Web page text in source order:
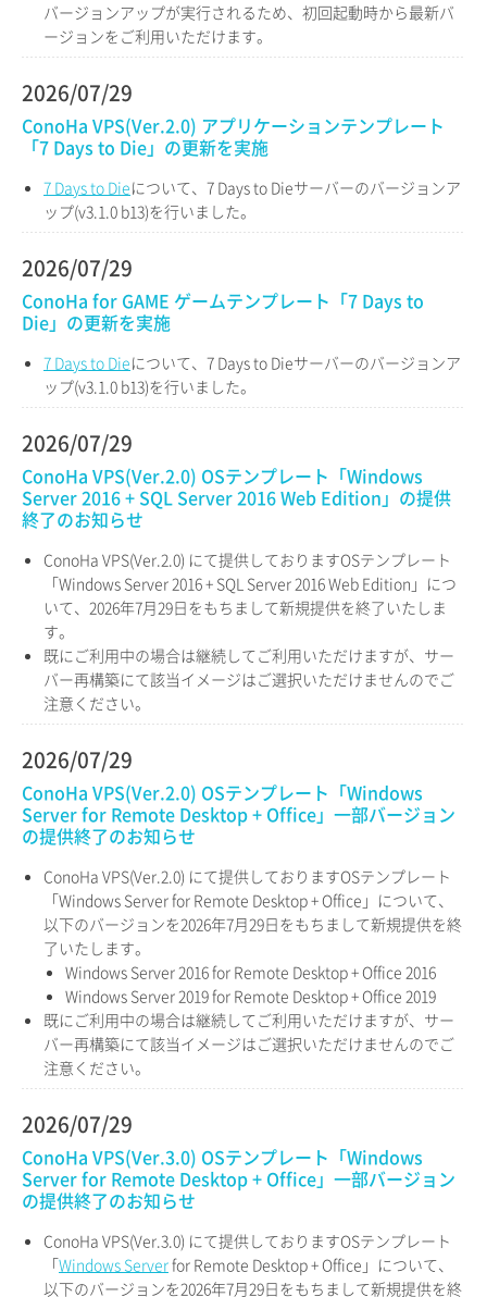
バージョンアップが実行されるため、初回起動時から最新バ
ージョンをご利用いただけます。
2026/07/29
ConoHa VPS(Ver.2.0) アプリケーションテンプレート
「7 Days to Die」の更新を実施
7 Days to Dieについて、7 Days to Dieサーバーのバージョンア
ップ(v3.1.0 b13)を行いました。
2026/07/29
ConoHa for GAME ゲームテンプレート「7 Days to
Die」の更新を実施
7 Days to Dieについて、7 Days to Dieサーバーのバージョンア
ップ(v3.1.0 b13)を行いました。
2026/07/29
ConoHa VPS(Ver.2.0) OSテンプレート「Windows
Server 2016 + SQL Server 2016 Web Edition」の提供
終了のお知らせ
ConoHa VPS(Ver.2.0) にて提供しておりますOSテンプレート
「Windows Server 2016 + SQL Server 2016 Web Edition」につ
いて、2026年7月29日をもちまして新規提供を終了いたしま
す。
既にご利用中の場合は継続してご利用いただけますが、サー
バー再構築にて該当イメージはご選択いただけませんのでご
注意ください。
2026/07/29
ConoHa VPS(Ver.2.0) OSテンプレート「Windows
Server for Remote Desktop + Office」一部バージョン
の提供終了のお知らせ
ConoHa VPS(Ver.2.0) にて提供しておりますOSテンプレート
「Windows Server for Remote Desktop + Office」について、
以下のバージョンを2026年7月29日をもちまして新規提供を終
了いたします。
Windows Server 2016 for Remote Desktop + Office 2016
Windows Server 2019 for Remote Desktop + Office 2019
既にご利用中の場合は継続してご利用いただけますが、サー
バー再構築にて該当イメージはご選択いただけませんのでご
注意ください。
2026/07/29
ConoHa VPS(Ver.3.0) OSテンプレート「Windows
Server for Remote Desktop + Office」一部バージョン
の提供終了のお知らせ
ConoHa VPS(Ver.3.0) にて提供しておりますOSテンプレート
「Windows Serverfor Remote Desktop + Office」について、
以下のバージョンを2026年7月29日をもちまして新規提供を終